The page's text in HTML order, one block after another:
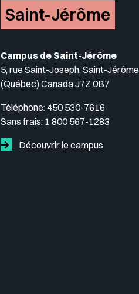
Saint-Jérôme
Campus de Saint-Jérôme
5, rue Saint-Joseph, Saint-Jérôme
(Québec) Canada J7Z 0B7
Téléphone:450 530-7616
Sans frais: 1 800 567-1283
Découvrir le campus